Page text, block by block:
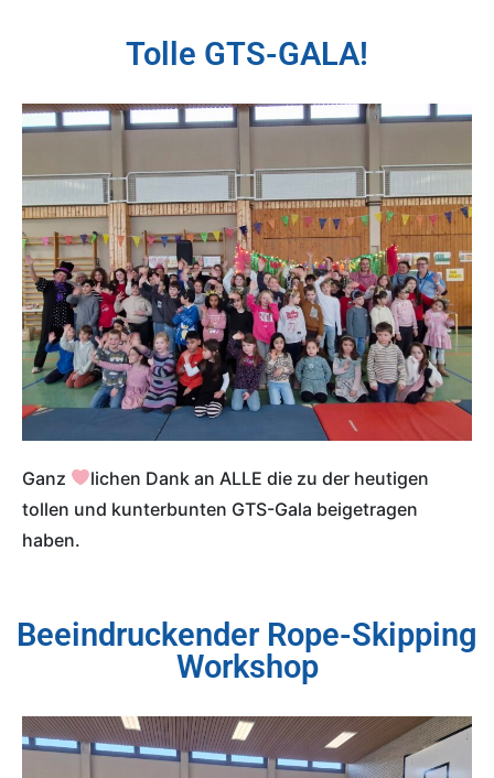
Tolle GTS-GALA!
Ganz
lichen Dank an ALLE die zu der heutigen
tollen und kunterbunten GTS-Gala beigetragen
haben.
Beeindruckender Rope-Skipping
Workshop